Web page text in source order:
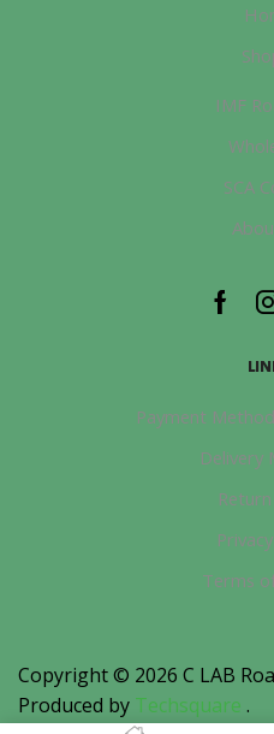
IMF
SCA
Payment
Delivery
Terms
Copyright © 2026 C LAB
Produced by Techsquare .